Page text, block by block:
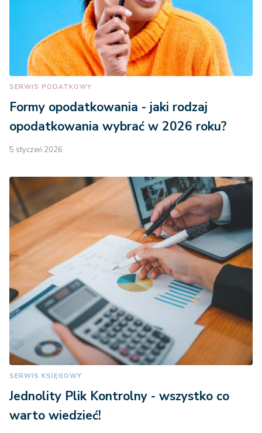
SERWIS PODATKOWY
Formy opodatkowania - jaki rodzaj
opodatkowania wybrać w 2026 roku?
5 styczeń 2026
SERWIS KSIĘGOWY
Jednolity Plik Kontrolny - wszystko co
warto wiedzieć!